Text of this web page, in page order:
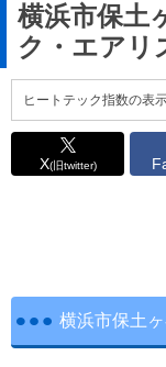
横浜市保土
ク・エアリ
ヒートテック指数の表
X(旧twitter)
横浜市保土